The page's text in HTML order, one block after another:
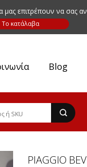
επιτρέπουν να σας
Blog
PIAGGIO